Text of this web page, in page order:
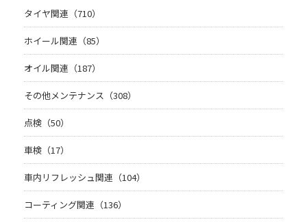
タイヤ関連（710）
ホイール関連（85）
オイル関連（187）
その他メンテナンス（308）
点検（50）
車検（17）
車内リフレッシュ関連（104）
コーティング関連（136）